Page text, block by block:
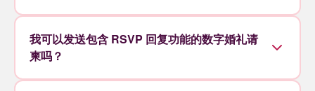
我可以发送包含 RSVP 回复功能的数字婚礼请
柬吗？